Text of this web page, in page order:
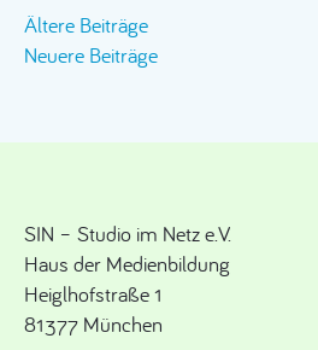
Beitragsnavigation
Ältere Beiträge
Neuere Beiträge
SIN – Studio im Netz e.V.
Haus der Medienbildung
Heiglhofstraße 1
81377 München